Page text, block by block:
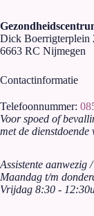
Dick Boerrigterplein
6663 RC Nijmegen
Contactinformatie
Telefoonnummer:
Voor spoed of
met de dienstdoende
Assistente aanwezig
Maandag t/m
Vrijdag 8:30 -